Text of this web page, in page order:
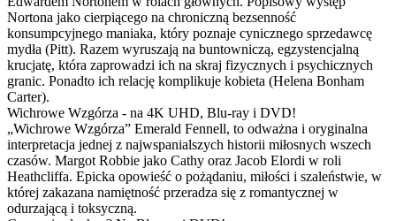
Nortona jako cierpiącego na chroniczną bezsenność
konsumpcyjnego maniaka, który poznaje cynicznego sprzedawcę
mydła (Pitt). Razem wyruszają na buntowniczą, egzystencjalną
krucjatę, która zaprowadzi ich na skraj fizycznych i psychicznych
granic. Ponadto ich relację komplikuje kobieta (Helena Bonham
Carter).
Wichrowe Wzgórza - na 4K UHD, Blu-ray i DVD!
„Wichrowe Wzgórza” Emerald Fennell, to odważna i oryginalna
interpretacja jednej z najwspanialszych historii miłosnych wszech
czasów. Margot Robbie jako Cathy oraz Jacob Elordi w roli
Heathcliffa. Epicka opowieść o pożądaniu, miłości i szaleństwie, w
której zakazana namiętność przeradza się z romantycznej w
odurzającą i toksyczną.